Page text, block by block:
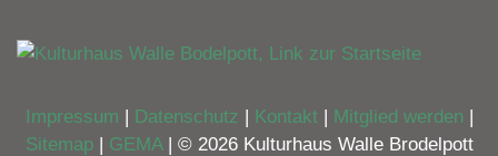
Impressum | Datenschutz | Kontakt| Mitglied werden |
Sitemap| GEMA| © 2026 Kulturhaus Walle Brodelpott